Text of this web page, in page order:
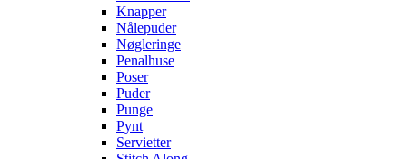
Knapper
Nålepuder
Nøgleringe
Penalhuse
Poser
Puder
Punge
Pynt
Servietter